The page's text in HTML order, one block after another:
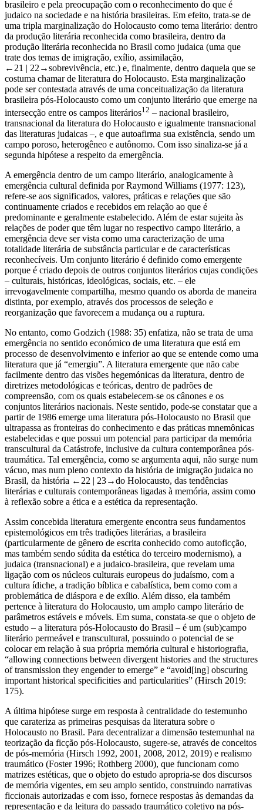
contexto local ditado pela necessidade de integração do judaico ao
brasileiro e pela preocupação com o reconhecimento do que é
judaico na sociedade e na história brasileiras. Em efeito, trata-se de
uma tripla marginalização do Holocausto como tema literário: dentro
da produção literária reconhecida como brasileira, dentro da
produção literária reconhecida no Brasil como judaica (uma que
trate dos temas de imigração, exílio, assimilação,
←21 | 22→sobrevivência, etc.) e, finalmente, dentro daquela que se
costuma chamar de literatura do Holocausto. Esta marginalização
pode ser contestada através de uma conceitualização da literatura
brasileira pós-Holocausto como um conjunto literário que emerge na
intersecção entre os campos literários12– nacional brasileiro,
transnacional da literatura do Holocausto e igualmente transnacional
das literaturas judaicas –, e que autoafirma sua existência, sendo um
campo poroso, heterogêneo e autônomo. Com isso sinaliza-se já a
A emergência dentro de um campo literário, analogicamente à
emergência cultural definida por Raymond Williams (1977: 123),
refere-se aos significados, valores, práticas e relações que são
continuamente criados e recebidos em relação ao que é
predominante e geralmente estabelecido. Além de estar sujeita às
relações de poder que têm lugar no respectivo campo literário, a
emergência deve ser vista como uma caracterização de uma
totalidade literária de substância particular e de características
reconhecíveis. Um conjunto literário é definido como emergente
porque é criado depois de outros conjuntos literários cujas condições
– culturais, históricas, ideológicas, sociais, etc. – ele
irrevogavelmente compartilha, mesmo quando os aborda de maneira
distinta, por exemplo, através dos processos de seleção e
No entanto, como Godzich (1988: 35) enfatiza, não se trata de uma
emergência no sentido económico de uma literatura que está em
processo de desenvolvimento e inferior ao que se entende como uma
literatura que já “emergiu”. A literatura emergente que não cabe
facilmente dentro das visões hegemónicas da literatura, dentro de
diretrizes metodológicas e teóricas, dentro de padrões de
compreensão, com os quais estabelecem-se os cânones e os
conjuntos literários nacionais. Neste sentido, pode-se constatar que a
partir de 1986 emerge uma literatura pós-Holocausto no Brasil que
ultrapassa as fronteiras do conhecimento e das práticas mnemônicas
estabelecidas e que possui um potencial para participar da memória
transcultural da Catástrofe, inclusive da cultura contemporânea pós-
traumática. Tal emergência, como se argumenta aqui, não surge num
vácuo, mas num pleno contexto da história de imigração judaica no
Brasil, da história←22 | 23→do Holocausto, das tendências
literárias e culturais contemporâneas ligadas à memória, assim como
Assim concebida literatura emergente encontra seus fundamentos
epistemológicos em três tradições literárias, a brasileira
(particularmente de gênero de escrita conhecido como autoficção,
mas também sendo súdita da estética do terceiro modernismo), a
judaica (transnacional) e a judaico-brasileira, que revelam uma
ligação com os núcleos culturais europeus do judaísmo, com a
cultura ídiche, a tradição bíblica e cabalística, bem como com a
problemática de diáspora e de exílio. Além disso, ela também
pertence à literatura do Holocausto, um amplo campo literário de
parâmetros estáveis e móveis. Em suma, constata-se que o objeto de
estudo – a literatura pós-Holocausto do Brasil – é um (sub)campo
literário permeável e transcultural, possuindo o potencial de se
colocar em relação à sua própria memória cultural e historiografia,
“allowing connections between divergent histories and the structures
of transmission they engender to emerge” e “avoid[ing] obscuring
important historical specificities and particularities” (Hirsch 2019:
A última hipótese surge em resposta à centralidade do testemunho
que carateriza as primeiras pesquisas da literatura sobre o
Holocausto no Brasil. Para decentralizar a dimensão testemunhal na
teorização da ficção pós-Holocausto, sugere-se, através de conceitos
de pós-memória (Hirsch 1992, 2001, 2008, 2012, 2019) e realismo
traumático (Foster 1996; Rothberg 2000), que funcionam como
matrizes estéticas, que o objeto do estudo apropria-se dos discursos
de memória vigentes, em seu amplo sentido, construindo narrativas
ficcionais autorizadas e com isso, fornece respostas às demandas da